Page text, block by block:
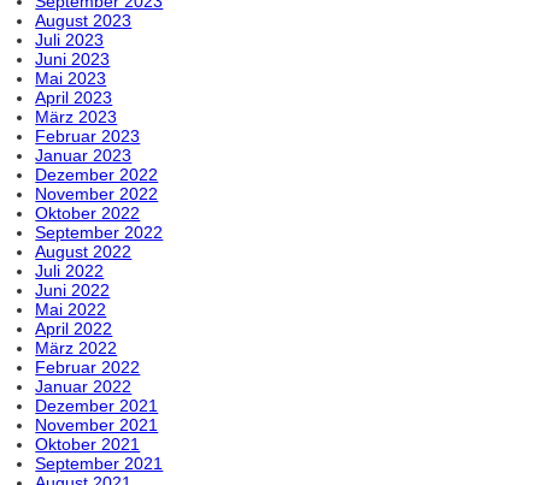
August 2023
Juli 2023
Juni 2023
Mai 2023
April 2023
März 2023
Februar 2023
Januar 2023
Dezember 2022
November 2022
Oktober 2022
September 2022
August 2022
Juli 2022
Juni 2022
Mai 2022
April 2022
März 2022
Februar 2022
Januar 2022
Dezember 2021
November 2021
Oktober 2021
September 2021